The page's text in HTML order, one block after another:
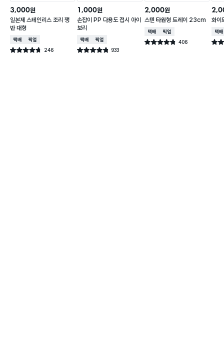
3,000원
일본제 스테인리스 조리 쟁
반 대형
택배배송매장픽업
별점 4.7점 246
건 작성
1,000원
손잡이 PP 다용도 접시 아이
보리
택배배송매장픽업
별점 4.8점 933
건 작성
2,000원
스텐 타원형 트레이 23cm
택배배송매장픽업
별점 4.8점 406
건 작성
화이
택배
별점